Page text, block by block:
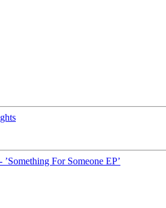
For Someone EP’